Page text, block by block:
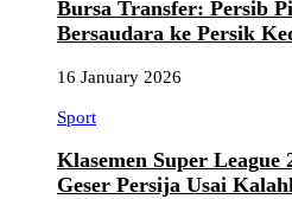
Bursa Transfer: Persib
Bersaudara ke Persik
16 January 2026
Sport
Klasemen Super League
Geser Persija Usai